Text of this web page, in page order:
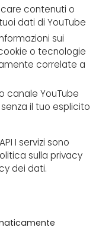
contenuti o
dati di YouTube
sui
o tecnologie
correlate a
canale YouTube
il tuo esplicito
I servizi sono
sulla privacy
dei dati.